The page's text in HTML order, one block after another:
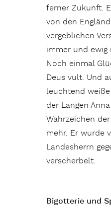
ferner Zukunft.
von den
vergeblichen
immer und ewig
Noch einmal
Deus vult. Und
leuchtend
der Langen
Wahrzeichen
mehr. Er wurde
Landesherrn
verscherbelt.
Bigotterie und